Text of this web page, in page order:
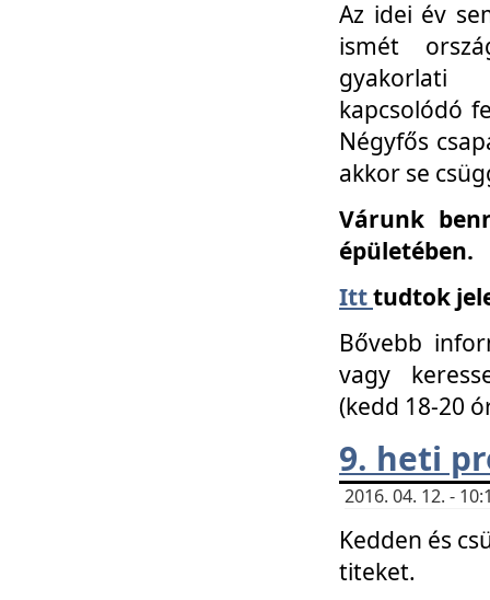
Az idei év
ismét
gyakorlati
kapcsolódó
Négyfős
akkor se
Várunk
épületében.
Itttudtok
Bővebb
vagy
(kedd 18-20
9. heti
2016. 04. 12. -
Kedden és
titeket.